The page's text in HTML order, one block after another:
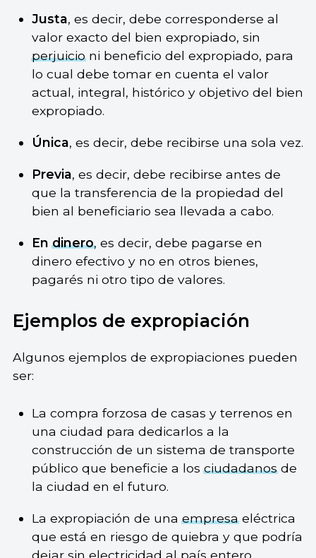
Justa, es decir, debe corresponderse al
valor exacto del bien expropiado, sin
perjuicioni beneficio del expropiado, para
lo cual debe tomar en cuenta el valor
actual, integral, histórico y objetivo del bien
expropiado.
Única, es decir, debe recibirse una sola vez.
Previa, es decir, debe recibirse antes de
que la transferencia de la propiedad del
bien al beneficiario sea llevada a cabo.
Endinero, es decir, debe pagarse en
dinero efectivo y no en otros bienes,
pagarés ni otro tipo de valores.
Ejemplos de expropiación
Algunos ejemplos de expropiaciones pueden
ser:
La compra forzosa de casas y terrenos en
una ciudad para dedicarlos a la
construcción de un sistema de transporte
público que beneficie a losciudadanosde
la ciudad en el futuro.
La expropiación de unaempresaeléctrica
que está en riesgo de quiebra y que podría
dejar sin electricidad al país entero.